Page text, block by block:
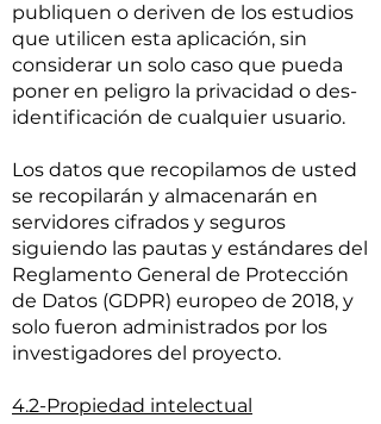
publiquen o deriven de los estudios
que utilicen esta aplicación, sin
considerar un solo caso que pueda
poner en peligro la privacidad o des-
identificación de cualquier usuario.
Los datos que recopilamos de usted
se recopilarán y almacenarán en
servidores cifrados y seguros
siguiendo las pautas y estándares del
Reglamento General de Protección
de Datos (GDPR) europeo de 2018, y
solo fueron administrados por los
investigadores del proyecto.
4.2-Propiedad intelectual